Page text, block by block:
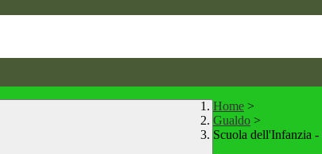
Home >
Gualdo >
Scuola dell'Infanzia